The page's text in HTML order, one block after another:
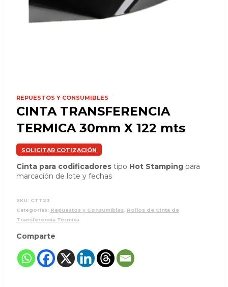
REPUESTOS Y CONSUMIBLES
CINTA TRANSFERENCIA
TERMICA 30mm X 122 mts
SOLICITAR COTIZACIÓN
Cinta para codificadores tipo Hot Stamping para
marcación de lote y fechas
SKU: CTT23
Categorías: Repuestos y Consumibles, Rollos de Cinta de
Transferencia Térmica
Comparte